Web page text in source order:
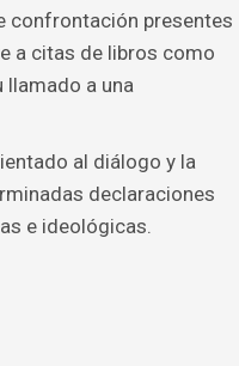
confrontación presentes
a citas de libros como
llamado a una
al diálogo y la
declaraciones
e ideológicas.